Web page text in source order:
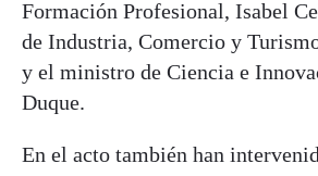
Formación Profesional, Isabel
de Industria, Comercio y
y el ministro de Ciencia e
Duque.
En el acto también han